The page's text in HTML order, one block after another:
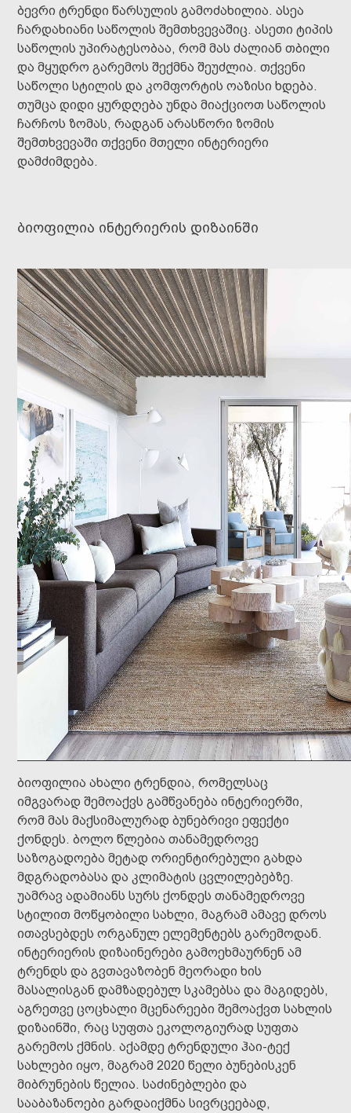
ბევრი ტრენდი წარსულის გამოძახილია. ასეა
ჩარდახიანი საწოლის შემთხვევაშიც. ასეთი ტიპის
საწოლის უპირატესობაა, რომ მას ძალიან თბილი
და მყუდრო გარემოს შექმნა შეუძლია. თქვენი
საწოლი სტილის და კომფორტის ოაზისი ხდება.
თუმცა დიდი ყურდღება უნდა მიაქციოთ საწოლის
ჩარჩოს ზომას, რადგან არასწორი ზომის
შემთხვევაში თქვენი მთელი ინტერიერი
დამძიმდება.
ბიოფილია ინტერიერის დიზაინში
ბიოფილია ახალი ტრენდია, რომელსაც
იმგვარად შემოაქვს გამწვანება ინტერიერში,
რომ მას მაქსიმალურად ბუნებრივი ეფექტი
ქონდეს. ბოლო წლებია თანამედროვე
საზოგადოება მეტად ორიენტირებული გახდა
მდგრადობასა და კლიმატის ცვლილებებზე.
უამრავ ადამიანს სურს ქონდეს თანამედროვე
სტილით მოწყობილი სახლი, მაგრამ ამავე დროს
ითავსებდეს ორგანულ ელემენტებს გარემოდან.
ინტერიერის დიზაინერები გამოეხმაურნენ ამ
ტრენდს და გვთავაზობენ მეორადი ხის
მასალისგან დამზადებულ სკამებსა და მაგიდებს,
აგრეთვე ცოცხალი მცენარეები შემოაქვთ სახლის
დიზაინში, რაც სუფთა ეკოლოგიურად სუფთა
გარემოს ქმნის. აქამდე ტრენდული ჰაი-ტექ
სახლები იყო, მაგრამ 2020 წელი ბუნებისკენ
მიბრუნების წელია. საძინებლები და
სააბაზანოები გარდაიქმნა სივრცეებად,